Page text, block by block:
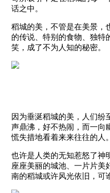
话之中。
稻城的美，不管是在美景，
的传说、特别的食物、独
笑，成了不为人知的秘密。
因为垂涎稻城的美，人们纷
声鼎沸，好不热闹，而一向
慌失措地看着来来往往的人。
也许是人类的无知惹怒了神
座座美丽的城池、一片片美
南的稻城或许风光依旧，可